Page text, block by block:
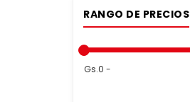
RANGO DE PRECIOS
Gs.0 -